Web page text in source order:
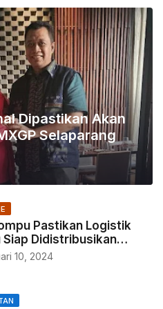
Dipastikan Akan
Selaparang
Pastikan Logistik
Siap Didistribusikan
10, 2024